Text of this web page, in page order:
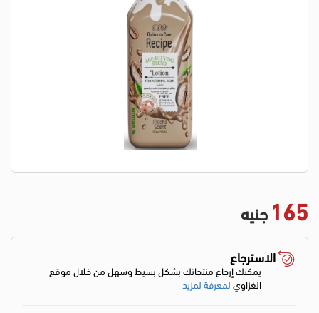
165 جنيه
الاسترجاع
يمكنك إرجاع منتجاتك بشكل بسيط وسهل من خلال موقع
الغزاويلمعرفة لمزيد